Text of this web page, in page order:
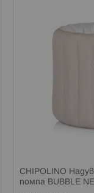
CHIPOLINO
помпа BUBBLE